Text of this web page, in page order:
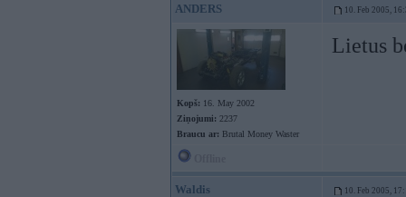
ANDERS 10. Feb 2005,
Kopš: 16. May 2002
Ziņojumi: 2237
Braucu ar: Brutal Money Waster
Lietus
Waldis 10. Feb 2005,